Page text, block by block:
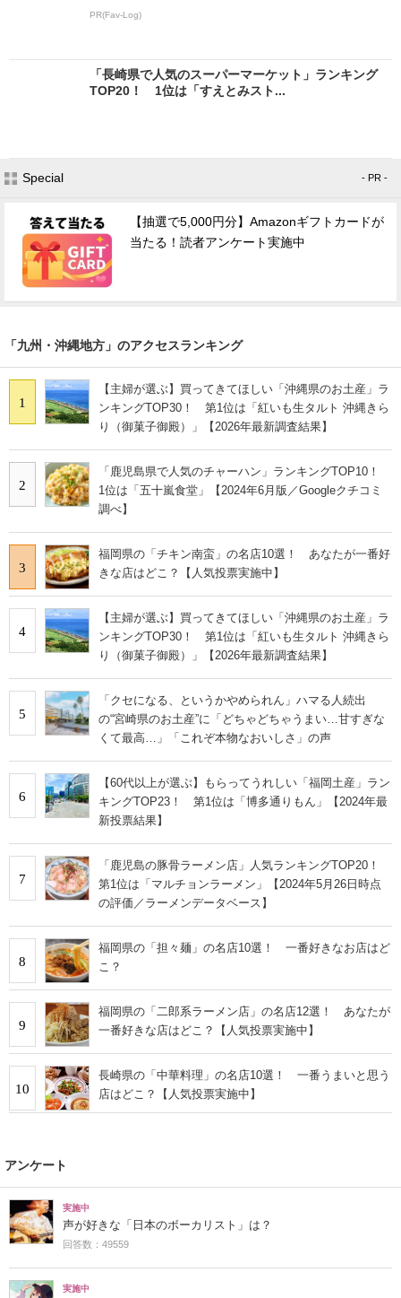
PR(Fav-Log)
「長崎県で人気のスーパーマーケット」ランキング
TOP20！ 1位は「すえとみスト...
Special - PR -
【抽選で5,000円分】Amazonギフトカードが
当たる！読者アンケート実施中
「九州・沖縄地方」のアクセスランキング
1
【主婦が選ぶ】買ってきてほしい「沖縄県のお土産」ラ
ンキングTOP30！ 第1位は「紅いも生タルト 沖縄きら
り（御菓子御殿）」【2026年最新調査結果】
2
「鹿児島県で人気のチャーハン」ランキングTOP10！
1位は「五十嵐食堂」【2024年6月版／Googleクチコミ
調べ】
3
福岡県の「チキン南蛮」の名店10選！ あなたが一番好
きな店はどこ？【人気投票実施中】
4
【主婦が選ぶ】買ってきてほしい「沖縄県のお土産」ラ
ンキングTOP30！ 第1位は「紅いも生タルト 沖縄きら
り（御菓子御殿）」【2026年最新調査結果】
5
「クセになる、というかやめられん」ハマる人続出
の“宮崎県のお土産”に「どちゃどちゃうまい…甘すぎな
くて最高…」「これぞ本物なおいしさ」の声
6
【60代以上が選ぶ】もらってうれしい「福岡土産」ラン
キングTOP23！ 第1位は「博多通りもん」【2024年最
新投票結果】
7
「鹿児島の豚骨ラーメン店」人気ランキングTOP20！
第1位は「マルチョンラーメン」【2024年5月26日時点
の評価／ラーメンデータベース】
8
福岡県の「担々麺」の名店10選！ 一番好きなお店はど
こ？
9
福岡県の「二郎系ラーメン店」の名店12選！ あなたが
一番好きな店はどこ？【人気投票実施中】
10
長崎県の「中華料理」の名店10選！ 一番うまいと思う
店はどこ？【人気投票実施中】
アンケート
実施中
声が好きな「日本のボーカリスト」は？
回答数：49559
実施中